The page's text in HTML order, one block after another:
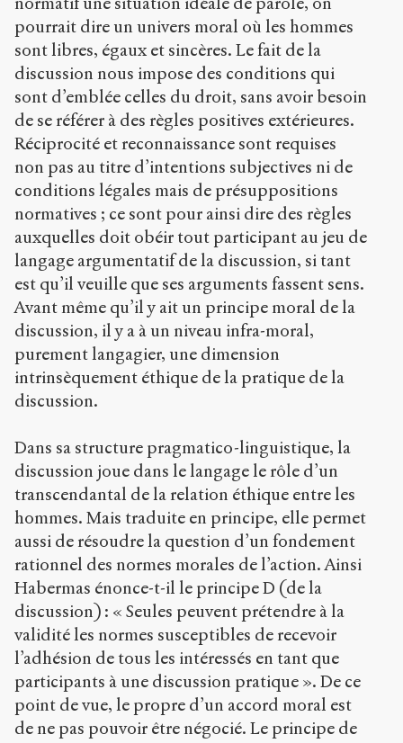
pourrait dire un univers moral où les hommes
sont libres, égaux et sincères. Le fait de la
discussion nous impose des conditions qui
sont d’emblée celles du droit, sans avoir besoin
de se référer à des règles positives extérieures.
Réciprocité et reconnaissance sont requises
non pas au titre d’intentions subjectives ni de
conditions légales mais de présuppositions
normatives ; ce sont pour ainsi dire des règles
auxquelles doit obéir tout participant au jeu de
langage argumentatif de la discussion, si tant
est qu’il veuille que ses arguments fassent sens.
Avant même qu’il y ait un principe moral de la
discussion, il y a à un niveau infra-moral,
purement langagier, une dimension
intrinsèquement éthique de la pratique de la
discussion.
Dans sa structure pragmatico-linguistique, la
discussion joue dans le langage le rôle d’un
transcendantal de la relation éthique entre les
hommes. Mais traduite en principe, elle permet
aussi de résoudre la question d’un fondement
rationnel des normes morales de l’action. Ainsi
Habermas énonce-t-il le principe D (de la
discussion) : « Seules peuvent prétendre à la
validité les normes susceptibles de recevoir
l’adhésion de tous les intéressés en tant que
participants à une discussion pratique ». De ce
point de vue, le propre d’un accord moral est
de ne pas pouvoir être négocié. Le principe de